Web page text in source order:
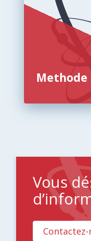
Vous
Contactez-